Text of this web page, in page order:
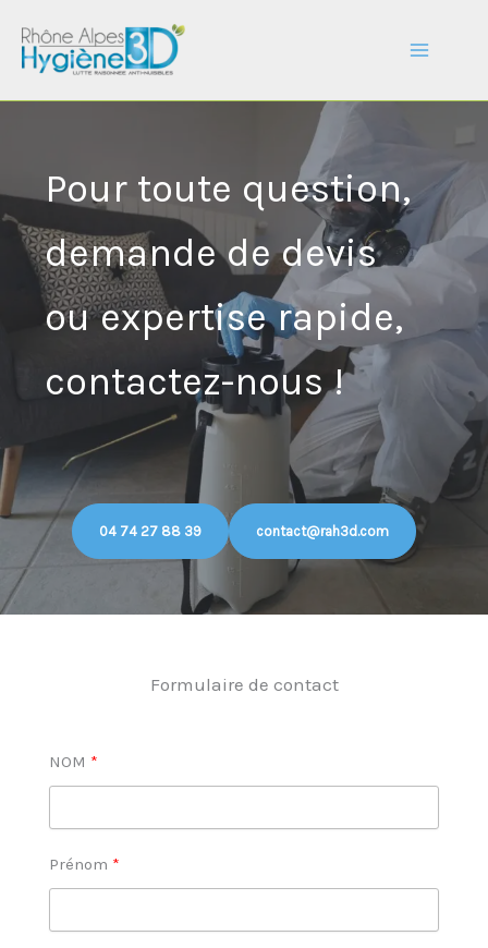
contenu
Pour toute question,
demande de devis
ou expertise rapide,
contactez-nous !
04 74 27 88 39 contact@rah3d.com
Formulaire de contact
NOM
Prénom